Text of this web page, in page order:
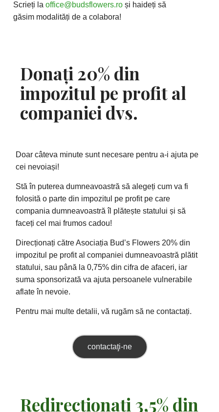
Scrieți la office@budsflowers.ro și haideți să
găsim modalități de a colabora!
Donați 20% din
impozitul pe profit al
companiei dvs.
Doar câteva minute sunt necesare pentru a-i ajuta pe
cei nevoiași!
Stă în puterea dumneavoastră să alegeți cum va fi
folosită o parte din impozitul pe profit pe care
compania dumneavoastră îl plătește statului și să
faceți cel mai frumos cadou!
Direcționați către Asociația Bud’s Flowers 20% din
impozitul pe profit al companiei dumneavoastră plătit
statului, sau până la 0,75% din cifra de afaceri, iar
suma sponsorizată va ajuta persoanele vulnerabile
aflate în nevoie.
Pentru mai multe detalii, vă rugăm să ne contactați.
contactaţi-ne
Redirecționați 3,5% din